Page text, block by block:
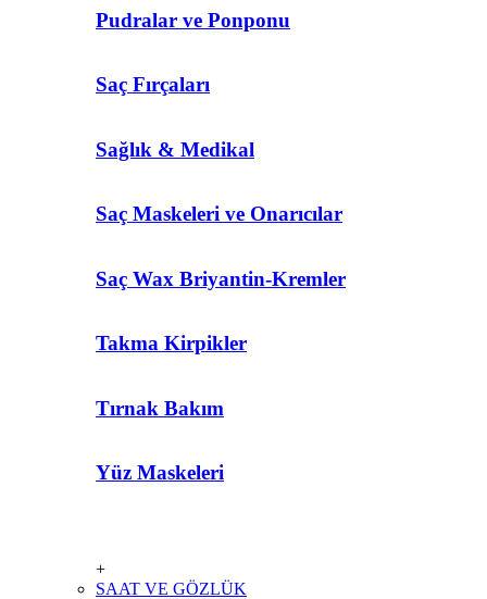
Pudralar ve Ponponu
Saç Fırçaları
Sağlık & Medikal
Saç Maskeleri ve Onarıcılar
Saç Wax Briyantin-Kremler
Takma Kirpikler
Tırnak Bakım
Yüz Maskeleri
+
SAAT VE GÖZLÜK